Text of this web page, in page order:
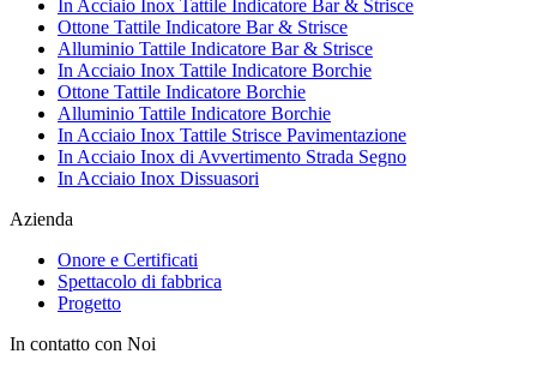
In Acciaio Inox Tattile Indicatore Bar & Strisce
Ottone Tattile Indicatore Bar & Strisce
Alluminio Tattile Indicatore Bar & Strisce
In Acciaio Inox Tattile Indicatore Borchie
Ottone Tattile Indicatore Borchie
Alluminio Tattile Indicatore Borchie
In Acciaio Inox Tattile Strisce Pavimentazione
In Acciaio Inox di Avvertimento Strada Segno
In Acciaio Inox Dissuasori
Azienda
Onore e Certificati
Spettacolo di fabbrica
Progetto
In contatto con Noi